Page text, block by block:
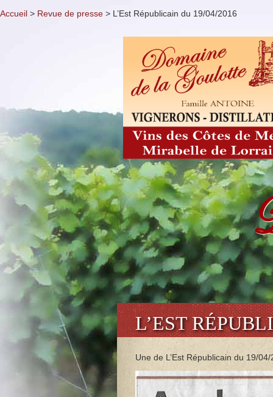
Accueil > Revue de presse > L’Est Républicain du 19/04/2016
L’EST
Une de L’Est Républicain du 19/04/